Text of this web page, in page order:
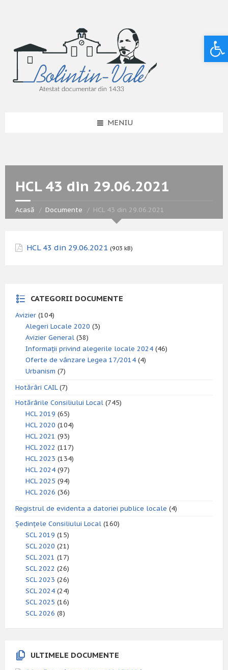
MENIU
HCL 43 din 29.06.2021
Acasă Documente HCL 43 din 29.06.2021
HCL 43 din 29.06.2021 (903 kB)
CATEGORII DOCUMENTE
Avizier (104)
Alegeri Locale 2020 (3)
Avizier General (38)
Informații privind alegerile locale 2024 (46)
Oferte de vânzare Legea 17/2014 (4)
Urbanism (7)
Hotărâri CAIL(7)
Hotărârile Consiliului Local (745)
HCL 2019 (65)
HCL 2020 (104)
HCL 2021 (93)
HCL 2022 (117)
HCL 2023 (134)
HCL 2024 (97)
HCL 2025 (94)
HCL 2026 (36)
Registrul de evidenta a datoriei publice locale (4)
Ședințele Consiliului Local (160)
SCL 2019 (15)
SCL 2020 (21)
SCL 2021 (17)
SCL 2022 (26)
SCL 2023 (26)
SCL 2024 (24)
SCL 2025 (16)
SCL 2026 (8)
ULTIMELE DOCUMENTE
Deschide bara de unelte